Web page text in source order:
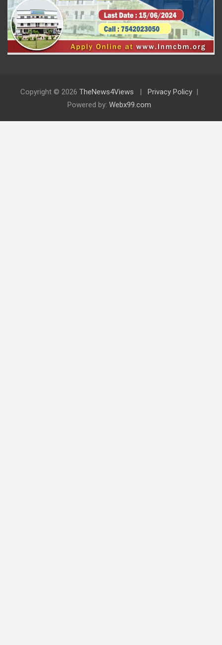
Copyright © 2026 TheNews4Views
Privacy Policy
Powered by: Webx99.com